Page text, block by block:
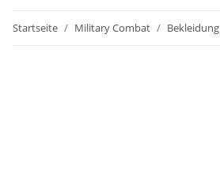
Startseite Military Combat Bekleidung